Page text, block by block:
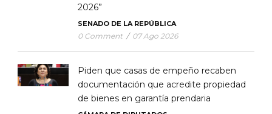
2026”
SENADO DE LA REPÚBLICA
0 Comment / 07 Ago 2026
Piden que casas de empeño recaben
documentación que acredite propiedad
de bienes en garantía prendaria